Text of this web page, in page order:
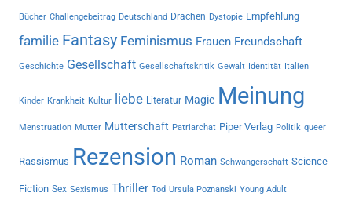
Bücher Challengebeitrag Deutschland Drachen Dystopie Empfehlung
familie Fantasy Feminismus Frauen Freundschaft
Geschichte Gesellschaft Gesellschaftskritik Gewalt Identität Italien
Kinder Krankheit Kultur liebe Literatur Magie Meinung
Menstruation Mutter Mutterschaft Patriarchat Piper Verlag Politik queer
Rassismus Rezension Roman Schwangerschaft Science-
Fiction Sex Sexismus Thriller Tod Ursula Poznanski Young Adult